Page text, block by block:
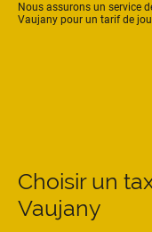
Nous assurons un service
Vaujany pour un tarif de
Choisir un
Vaujany